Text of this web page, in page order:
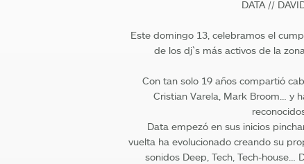
DATA //
Este domingo 13, celebramos el
de los dj`s más activos de la
Con tan solo 19 años compartió
Cristian Varela, Mark Broom… y
Data empezó en sus inicios
vuelta ha evolucionado creando su
sonidos Deep, Tech, Tech-house…